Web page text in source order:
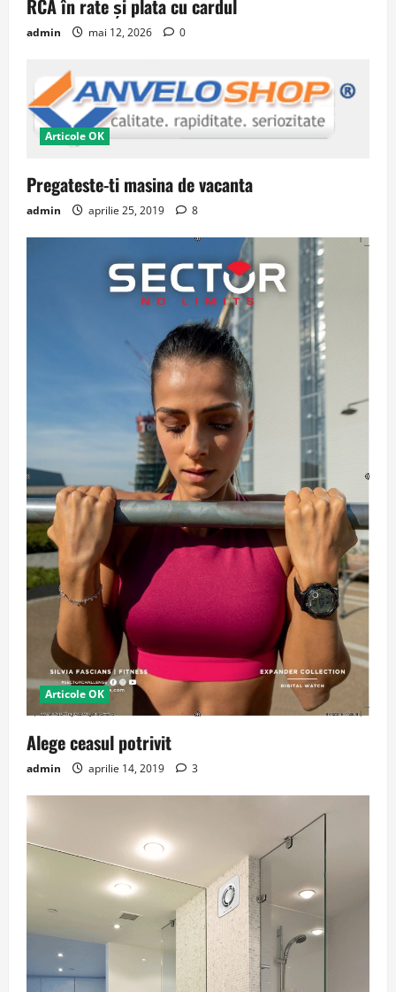
RCA în rate și plata cu cardul
admin mai 12, 2026 0
Articole OK
Pregateste-ti masina de vacanta
admin aprilie 25, 2019 8
Articole OK
Alege ceasul potrivit
admin aprilie 14, 2019 3